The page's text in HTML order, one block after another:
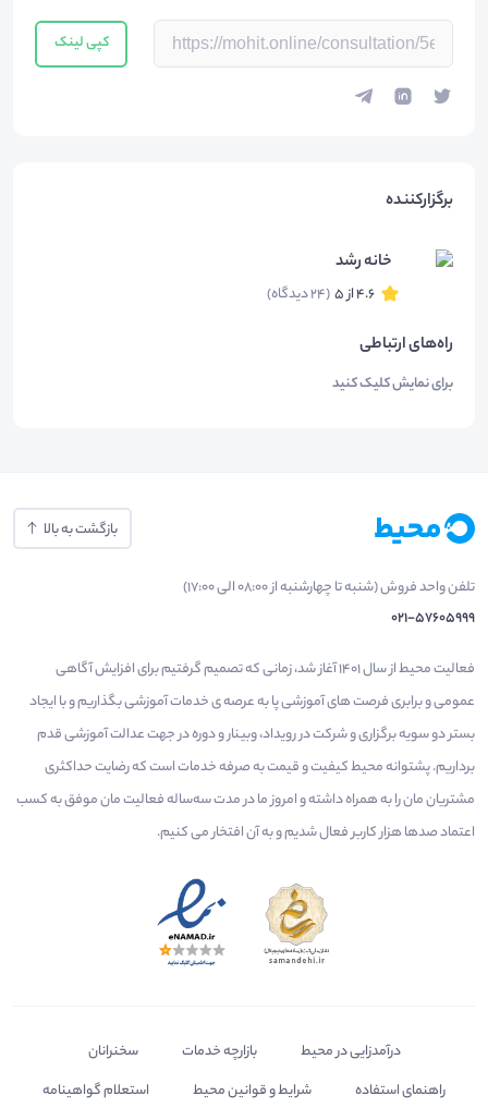
کپی لینک
برگزارکننده
خانه رشد
4.6 از 5 (24 دیدگاه)
راه‌های ارتباطی
برای نمایش کلیک کنید
بازگشت به بالا
تلفن واحد فروش (شنبه تا چهارشنبه از 08:00 الی 17:00)
021-57605999
فعالیت محیط از سال 1401 آغاز شد، زمانی که تصمیم گرفتیم برای افزایش آگاهی
عمومی و برابری فرصت های آموزشی پا به عرصه ی خدمات آموزشی بگذاریم و با ایجاد
بستر دو سویه برگزاری و شرکت در رویداد، وبینار و دوره در جهت عدالت آموزشی قدم
برداریم. پشتوانه محیط کیفیت و قیمت به صرفه خدمات است که رضایت حداکثری
مشتریان مان را به همراه داشته و امروز ما در مدت سه‌ساله فعالیت مان موفق به کسب
اعتماد صدها هزار کاربر فعال شدیم و به آن افتخار می‌ کنیم.
درآمدزایی در محیط بازارچه خدمات
سخنرانان
راهنمای استفاده
شرایط و قوانین محیط
استعلام گواهینامه